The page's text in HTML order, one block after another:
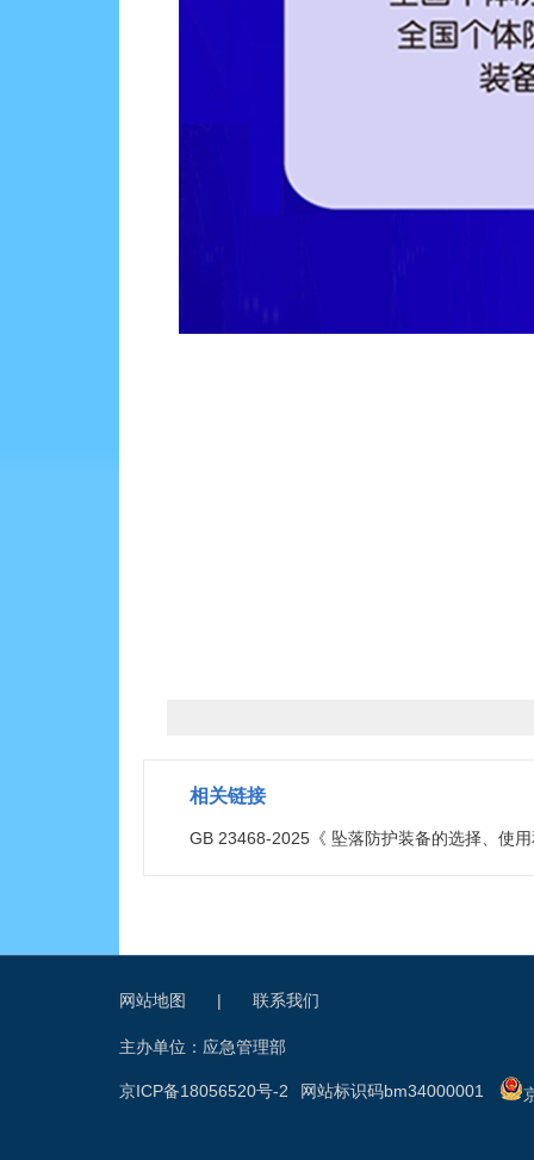
相关链接
GB 23468-2025《 坠落防护装备的选择、使
网站地图 | 联系我们
主办单位：应急管理部
网站标识码bm34000001
京ICP备18056520号-2